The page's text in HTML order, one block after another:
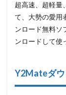
超高速、超軽量
て、大勢の愛用
ンロード無料ソ
ンロードして使
Y2Mateダ